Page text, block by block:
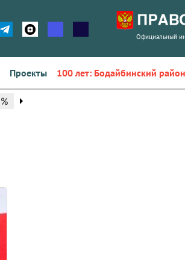
Официальный
Проекты 100 лет: Бодайбинский район